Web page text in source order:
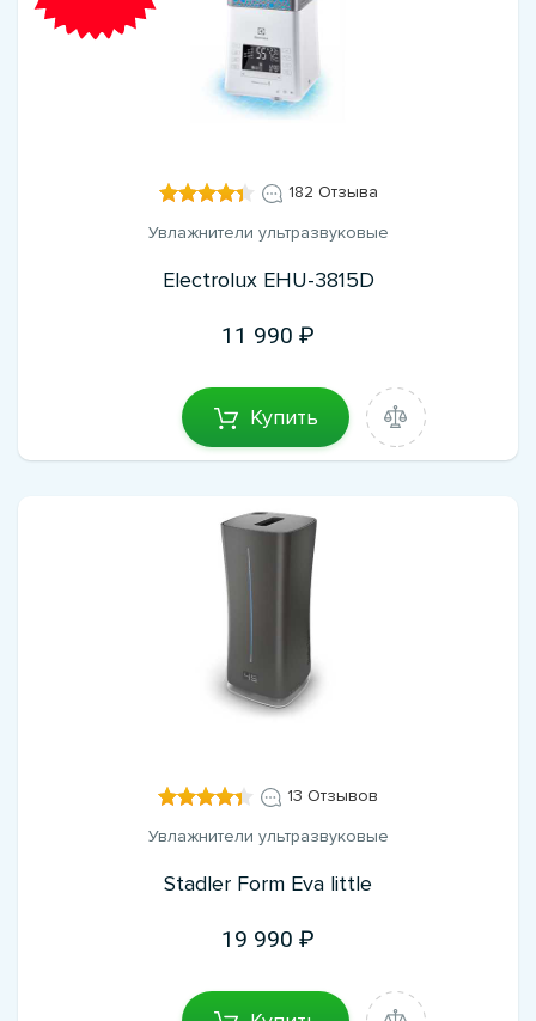
182 Отзыва
Увлажнители ультразвуковые
Electrolux EHU-3815D
11 990
Купить
13 Отзывов
Увлажнители ультразвуковые
Stadler Form Eva little
19 990